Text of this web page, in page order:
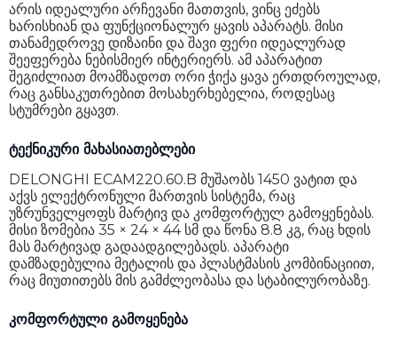
ყავის სიძლიერის შემრჩევი
სიმძლავრე 1450 W
კორპუსის მასალა პლასტმასი
ზომები
წონა
გარანტია 36 თვე
არის იდეალური არჩევანი მათთვის, ვინც ეძებს
ხარისხიან და ფუნქციონალურ ყავის აპარატს. მისი
თანამედროვე დიზაინი და შავი ფერი იდეალურად
შეეფერება ნებისმიერ ინტერიერს. ამ აპარატით
შეგიძლიათ მოამზადოთ ორი ჭიქა ყავა ერთდროულად,
რაც განსაკუთრებით მოსახერხებელია, როდესაც
სტუმრები გყავთ.
ტექნიკური მახასიათებლები
DELONGHI ECAM220.60.B მუშაობს 1450 ვატით და
აქვს ელექტრონული მართვის სისტემა, რაც
უზრუნველყოფს მარტივ და კომფორტულ გამოყენებას.
მისი ზომებია 35 × 24 × 44 სმ და წონა 8.8 კგ, რაც ხდის
მას მარტივად გადაადგილებადს. აპარატი
დამზადებულია მეტალის და პლასტმასის კომბინაციით,
რაც მიუთითებს მის გამძლეობასა და სტაბილურობაზე.
კომფორტული გამოყენება